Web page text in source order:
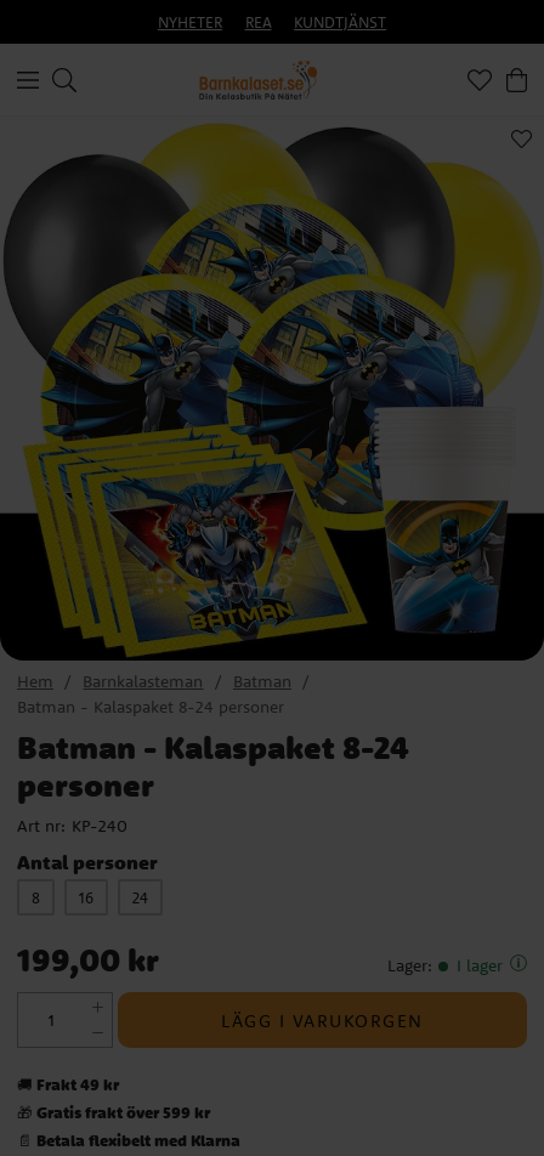
NYHETER REA KUNDTJÄNST
Hem Barnkalasteman
Batman
Batman - Kalaspaket 8-24 personer
Batman - Kalaspaket 8-24
personer
Art nr: KP-240
Antal personer
8 16 24
Pris:199,00 kr
199,00 kr Lager: I lager
LÄGG I VARUKORGEN
🚚 Frakt 49 kr
🎁 Gratis frakt över 599 kr
📄 Betala flexibelt med Klarna